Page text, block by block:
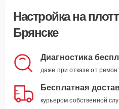
Настройкана
Брянске
Диагностика
даже при отказе от
Бесплатная
курьером собственной